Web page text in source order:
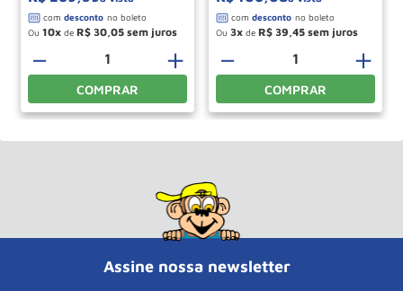
Ou 10 de R$ 30 05
＋
－
COMPRAR
Ou 3 de R$ 39 45
＋
－
COMPRAR
Assine nossa newsletter